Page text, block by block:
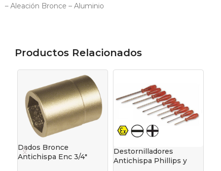
– Aleación Bronce – Aluminio
Productos Relacionados
Dados Bronce
Antichispa Enc 3/4″
Destornilladores
Antichispa Phillips y